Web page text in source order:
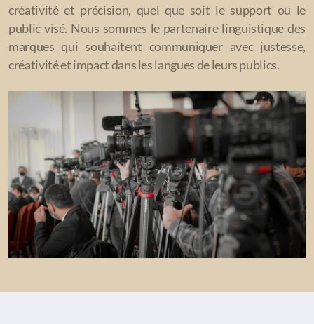
créativité et précision, quel que soit le support ou le
public visé. Nous sommes le partenaire linguistique des
marques qui souhaitent communiquer avec justesse,
créativité et impact dans les langues de leurs publics.